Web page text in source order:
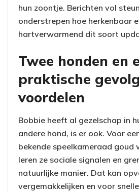
hun zoontje. Berichten vol
onderstrepen hoe herkenbaar
hartverwarmend dit soort
Twee honden en
praktische
voordelen
Bobbie heeft al gezelschap in
andere hond, is er ook. Voor
bekende speelkameraad goud
leren ze sociale signalen en
natuurlijke manier. Dat kan
vergemakkelijken en voor